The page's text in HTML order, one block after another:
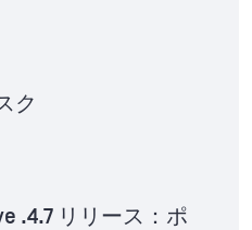
ク
.4.7 リリース：ポ